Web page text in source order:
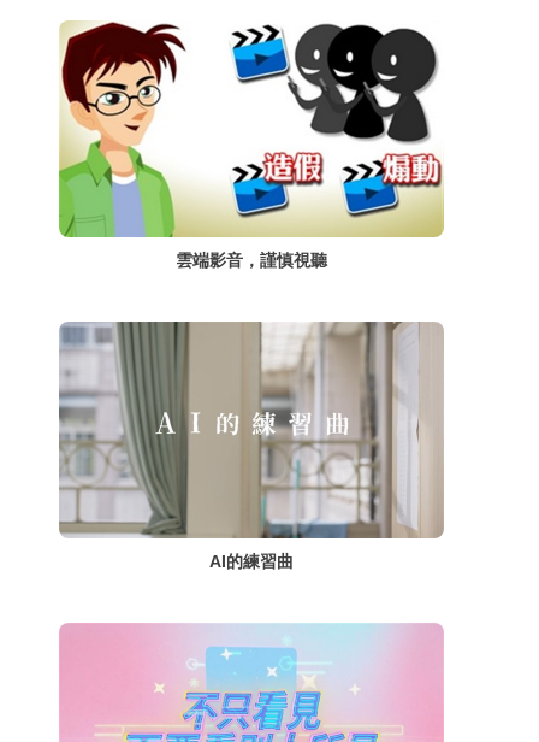
Deepfake技術帶來的巨大衝擊。
雲端影音，謹慎視聽
AI的練習曲